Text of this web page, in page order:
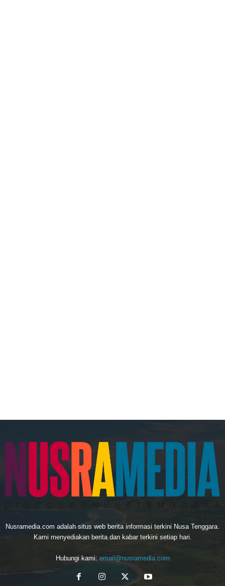
Nusramedia.com adalah situs web berita informasi terkini Nusa Tenggara.
Kami menyediakan berita dan kabar terkini setiap hari.
Hubungi kami: email@nusramedia.com